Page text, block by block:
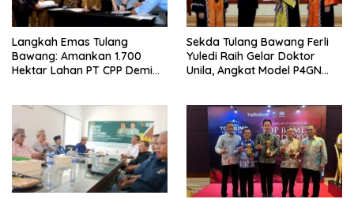
Langkah Emas Tulang
Bawang: Amankan 1.700
Hektar Lahan PT CPP Demi
Sekda Tulang Bawang Ferli
Yuledi Raih Gelar Doktor
Unila, Angkat Model P4GN